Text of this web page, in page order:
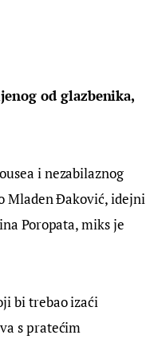
od glazbenika,
i nezabilaznog
Mladen Đaković, idejni
Poropata, miks je
bi trebao izaći
s pratećim